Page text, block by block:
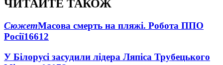
ЧИТАЙТЕ ТАКОЖ
СюжетМасова смерть на пляжі. Робота ППО
Росії16612
У Білорусі засудили лідера Ляпіса Трубецького